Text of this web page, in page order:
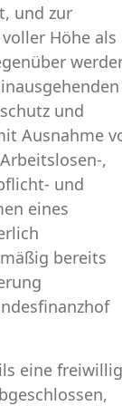
und zur
Höhe als
und
Ausnahme
,
und
eines
bereits
eine